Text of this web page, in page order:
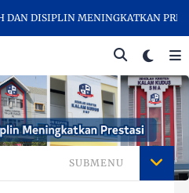
DISIPLIN MENINGKATKAN
SUBMENU